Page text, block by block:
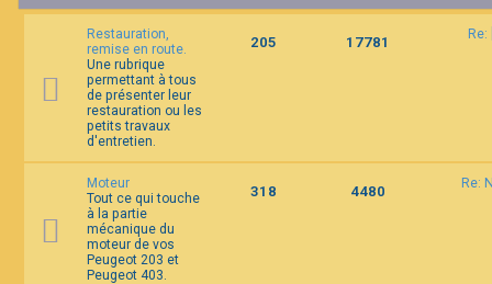
I
n
Restauration,
remise en route.
Une rubrique
permettant à tous
de présenter leur
restauration ou les
petits travaux
d'entretien.
205 17781
Moteur
Tout ce qui touche
à la partie
mécanique du
moteur de vos
Peugeot 203 et
Peugeot 403.
318 4480 Re: